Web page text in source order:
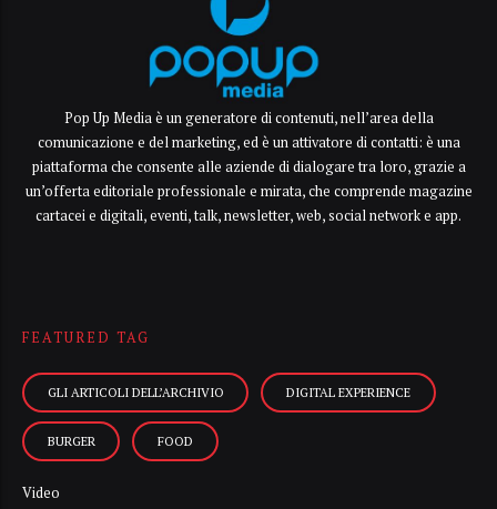
Pop Up Media è un generatore di contenuti, nell’area della
comunicazione e del marketing, ed è un attivatore di contatti: è una
piattaforma che consente alle aziende di dialogare tra loro, grazie a
un’offerta editoriale professionale e mirata, che comprende magazine
cartacei e digitali, eventi, talk, newsletter, web, social network e app.
FEATURED TAG
GLI ARTICOLI DELL’ARCHIVIO DIGITAL EXPERIENCE
BURGER FOOD
Video